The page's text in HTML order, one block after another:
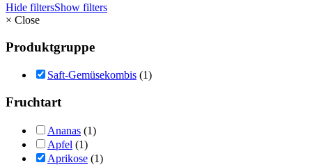
Hide filtersShow filters
× Close
Produktgruppe
Saft-Gemüsekombis (1)
Fruchtart
Ananas (1)
Apfel (1)
Aprikose (1)